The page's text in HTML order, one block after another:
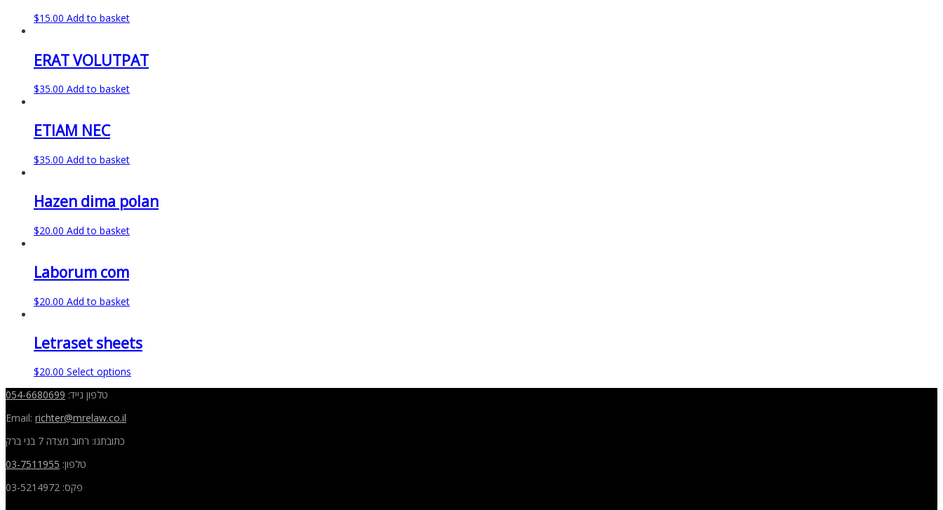
$15.00 Add to basket
ERAT VOLUTPAT
$35.00 Add to basket
ETIAM NEC
$35.00 Add to basket
Hazen dima polan
$20.00 Add to basket
Laborum com
$20.00 Add to basket
Letraset sheets
$20.00 Select options
טלפון נייד: 054-6680699
Email: richter@mrelaw.co.il
כתובתנו: רחוב מצדה 7 בני ברק
טלפון: 03-7511955
פקס: 03-5214972